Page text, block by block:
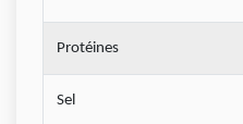
Protéines
Sel